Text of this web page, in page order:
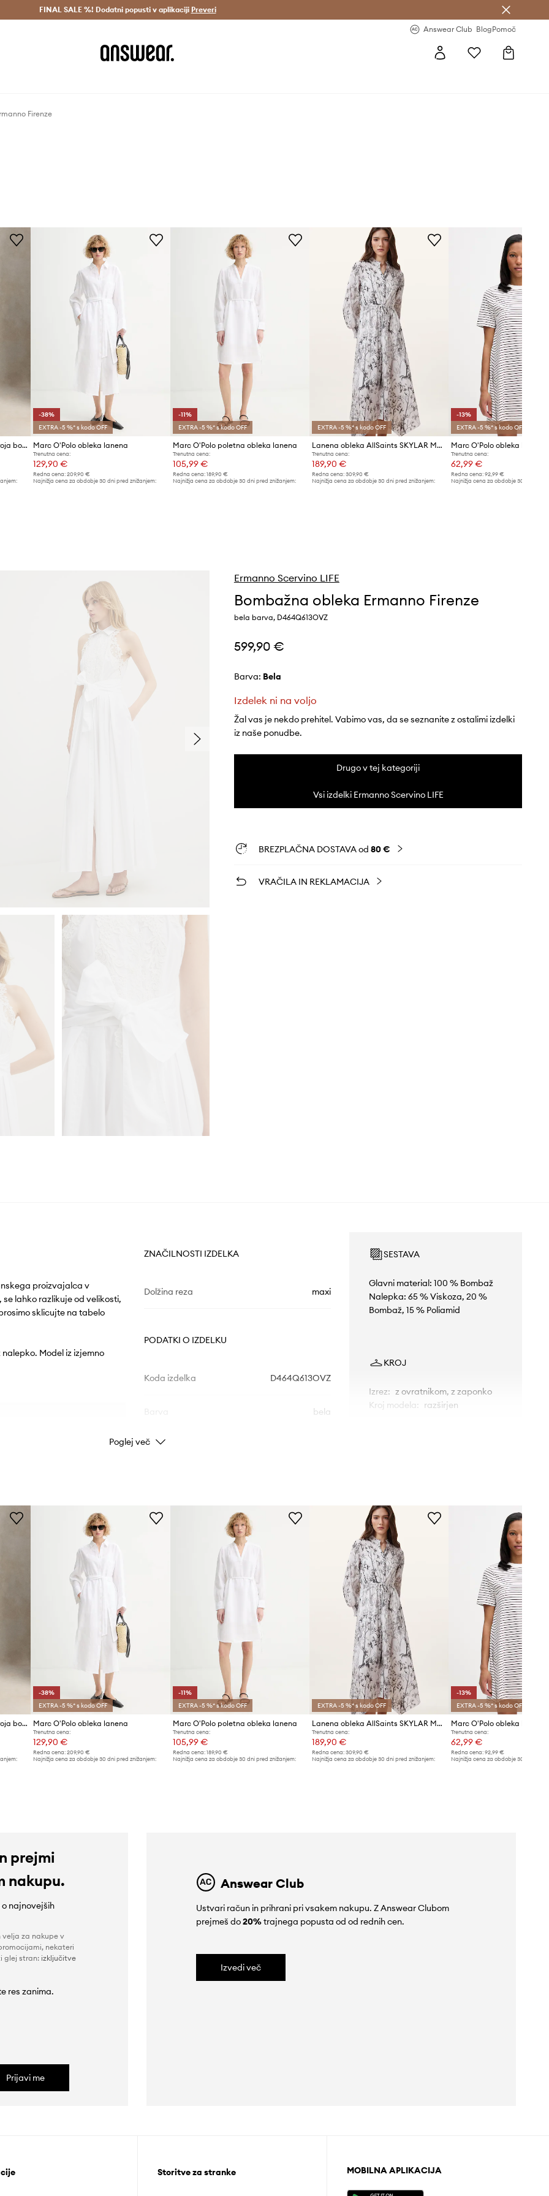
Dostava v 3 dneh > Prihrani z vpisom v Answear Club >
FINAL SALE %! Dodatni popusti v aplikaciji Preveri
Answear Club BlogPomoč
Firenze
Polo Ralph Lauren obleka A-kroja bombažna
-38%
EXTRA -5 %* s kodo OFF
Marc O'Polo obleka lanena
Trenutna cena:
129,90 €
Redna cena: 209,90 €
Najnižja cena za obdobje 30 dni pred znižanjem:
-11%
EXTRA -5 %* s kodo OFF
Marc O'Polo poletna obleka lanena
Trenutna cena:
105,99 €
Redna cena: 189,90 €
Najnižja cena za obdobje 30 dni pred znižanjem:
EXTRA -5 %* s kodo OFF
Lanena obleka AllSaints SKYLAR MAXI
Trenutna cena:
189,90 €
Redna cena:309,90 €
Najnižja cena za obdobje 30 dni pred znižanjem:
-13%
EXTRA -5 %* s kodo OFF
Marc O'Polo obleka
Trenutna cena:
62,99 €
Redna cena: 92,99 €
Najnižja cena za obdobje 30 dni pred
Ermanno Scervino LIFE
Bombažna obleka Ermanno Firenze
bela barva, D464Q613OVZ
599,90 €
Barva: bela
Izdelek ni na voljo
Žal vas je nekdo prehitel. Vabimo vas, da se seznanite z ostalimi izdelki
iz naše ponudbe.
Drugo v tej kategoriji
Vsi izdelki Ermanno Scervino LIFE
BREZPLAČNA DOSTAVA od 80 €
VRAČILA IN REKLAMACIJA
proizvajalca v
lahko razlikuje od velikosti,
sklicujte na tabelo
Model iz izjemno
ZNAČILNOSTI IZDELKA
Dolžina reza maxi
PODATKI O IZDELKU
Koda izdelka D464Q613OVZ
bela
Znamka
SESTAVA
Glavni material: 100 % Bombaž
Nalepka: 65 % Viskoza, 20 %
Bombaž, 15 % Poliamid
KROJ
Izrez: z ovratnikom, z zaponko
Kroj modela: razširjen
Standardna velikost
Priporočamo, da izbereš velikost, ki jo
običajno nosiš.
Velikosti, prikazane v trgovini, so
preračunane po standardni evropski
tabeli velikosti. Na etiketi
dostavljenega izdelka je originalna
oznaka proizvajalca.
Tabela velikosti
Poglej več
Polo Ralph Lauren obleka A-kroja bombažna
-38%
EXTRA -5 %* s kodo OFF
Marc O'Polo obleka lanena
Trenutna cena:
129,90 €
Redna cena: 209,90 €
Najnižja cena za obdobje 30 dni pred znižanjem:
-11%
EXTRA -5 %* s kodo OFF
Marc O'Polo poletna obleka lanena
Trenutna cena:
105,99 €
Redna cena: 189,90 €
Najnižja cena za obdobje 30 dni pred znižanjem:
EXTRA -5 %* s kodo OFF
Lanena obleka AllSaints SKYLAR MAXI
Trenutna cena:
189,90 €
Redna cena:309,90 €
Najnižja cena za obdobje 30 dni pred znižanjem:
-13%
EXTRA -5 %* s kodo OFF
Marc O'Polo obleka
Trenutna cena:
62,99 €
Redna cena: 92,99 €
Najnižja cena za obdobje 30 dni pred
prejmi
nakupu.
najnovejših
velja za nakupe v
nekateri
glej stran: izključitve
res zanima.
Prijavi me
Answear Club
Ustvari račun in prihrani pri vsakem nakupu. Z Answear Clubom
prejmeš do20%trajnega popusta od od rednih cen.
Izvedi več
Storitve za stranke MOBILNA APLIKACIJA